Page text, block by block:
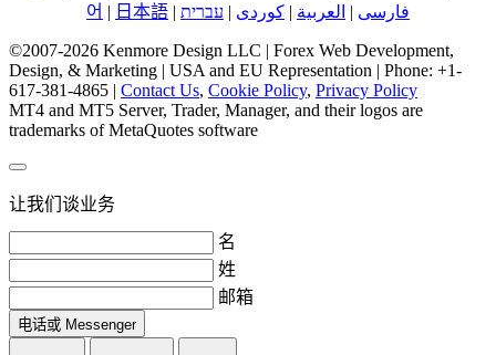
어 | 日本語 | עברית | کوردی | العربية | فارسی
©2007-2026 Kenmore Design LLC | Forex Web Development,
Design, & Marketing | USA and EU Representation | Phone: +1-
617-381-4865 | Contact Us, Cookie Policy, Privacy Policy
MT4 and MT5 Server, Trader, Manager, and their logos are
trademarks of MetaQuotes software
让我们谈业务
名
姓
邮箱
电话或 Messenger